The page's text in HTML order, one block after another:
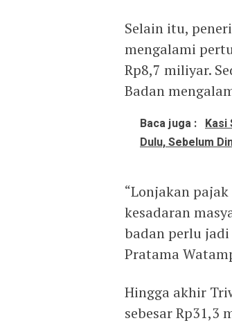
Selain itu,
mengalami
Rp8,7 miliyar.
Badan
Baca juga : Kasi
Dulu, Sebelum
“Lonjakan
kesadaran
badan perlu jadi
Pratama
Hingga akhir
sebesar Rp31,3